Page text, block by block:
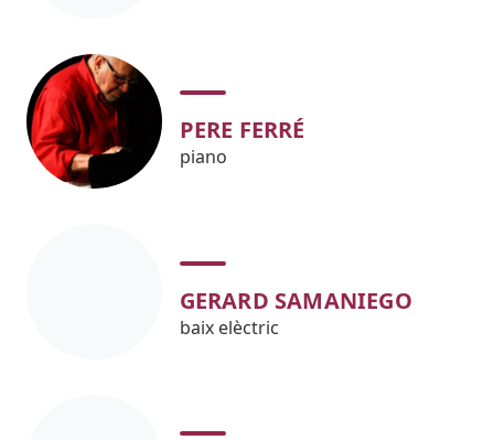
PERE FERRÉ
piano
GERARD SAMANIEGO
baix elèctric